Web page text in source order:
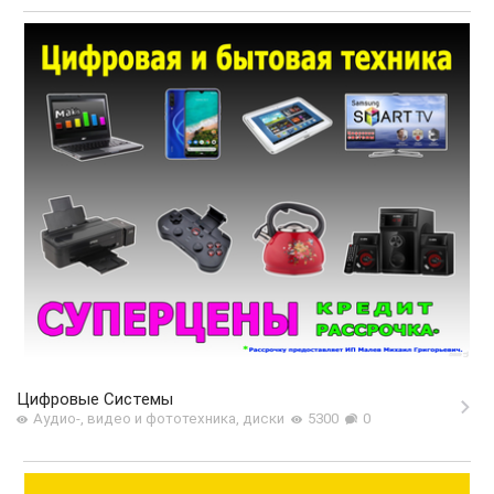
Цифровые Системы
Аудио-, видео и фототехника, диски 5300 0